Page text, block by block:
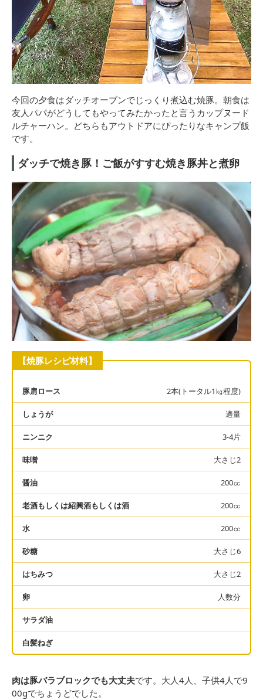
今回の夕食はダッチオーブンでじっくり煮込む焼豚。朝食は
友人パパがどうしてもやってみたかったと言うカップヌード
ルチャーハン。どちらもアウトドアにぴったりなキャンプ飯
です。
ダッチで焼き豚！ご飯がすすむ焼き豚丼と煮卵
【焼豚レシピ材料】
豚肩ロース 2本(トータル1㎏程度)
しょうが 適量
ニンニク 3-4片
味噌 大さじ2
醤油 200㏄
老酒もしくは紹興酒もしくは酒 200㏄
水 200㏄
砂糖 大さじ6
はちみつ 大さじ2
卵 人数分
サラダ油
白髪ねぎ
肉は豚バラブロックでも大丈夫です。大人4人、子供4人で9
00gでちょうどでした。